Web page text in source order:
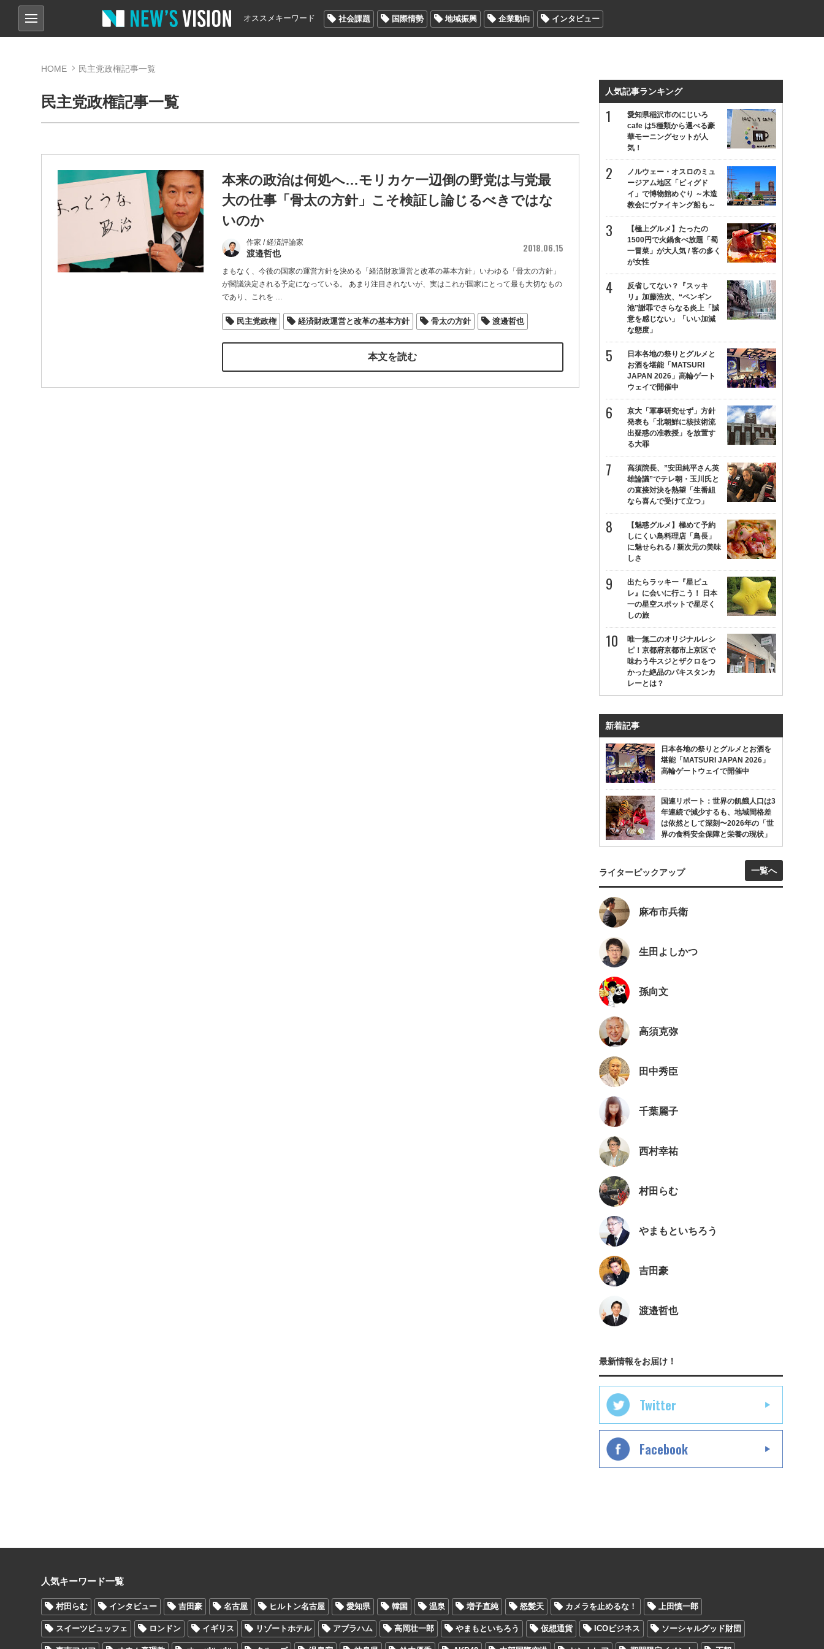
オススメキーワード 社会課題 国際情勢 地域振興 企業動向 インタビュー
HOME 民主党政権記事一覧
民主党政権記事一覧
本来の政治は何処へ…モリカケ一辺倒の野党は与党最
大の仕事「骨太の方針」こそ検証し論じるべきではな
いのか
作家 / 経済評論家
渡邉哲也 2018.06.15
まもなく、今後の国家の運営方針を決める「経済財政運営と改革の基本方針」いわゆる「骨太の方針」
が閣議決定される予定になっている。 あまり注目されないが、実はこれが国家にとって最も大切なもの
であり、これを …
民主党政権 経済財政運営と改革の基本方針 骨太の方針 渡邊哲也
本文を読む
人気記事ランキング
愛知県稲沢市のにじいろ
cafe は5種類から選べる豪
華モーニングセットが人
気！
ノルウェー・オスロのミュ
ージアム地区「ビィグド
イ」で博物館めぐり ～木造
教会にヴァイキング船も～
【極上グルメ】たったの
1500円で火鍋食べ放題「蜀
一冒菜」が大人気 / 客の多く
が女性
反省してない？『スッキ
リ』加藤浩次、“ペンギン
池”謝罪でさらなる炎上「誠
意を感じない」「いい加減
な態度」
日本各地の祭りとグルメと
お酒を堪能「MATSURI
JAPAN 2026」高輪ゲート
ウェイで開催中
京大「軍事研究せず」方針
発表も「北朝鮮に核技術流
出疑惑の准教授」を放置す
る大罪
高須院長、”安田純平さん英
雄論議”でテレ朝・玉川氏と
の直接対決を熱望「生番組
なら喜んで受けて立つ」
【魅惑グルメ】極めて予約
しにくい鳥料理店「鳥長」
に魅せられる / 新次元の美味
しさ
出たらラッキー『星ピュ
レ』に会いに行こう！ 日本
一の星空スポットで星尽く
しの旅
唯一無二のオリジナルレシ
ピ！京都府京都市上京区で
味わう牛スジとザクロをつ
かった絶品のパキスタンカ
レーとは？
新着記事
日本各地の祭りとグルメとお酒を
堪能「MATSURI JAPAN 2026」
高輪ゲートウェイで開催中
国連リポート：世界の飢餓人口は3
年連続で減少するも、地域間格差
は依然として深刻〜2026年の「世
界の食料安全保障と栄養の現状」
ライターピックアップ 一覧へ
麻布市兵衛
生田よしかつ
孫向文
高須克弥
田中秀臣
千葉麗子
西村幸祐
村田らむ
やまもといちろう
吉田豪
渡邉哲也
最新情報をお届け！
Twitter
Facebook
人気キーワード一覧
村田らむ インタビュー 吉田豪 名古屋 ヒルトン名古屋 愛知県 韓国 温泉 増子直純 怒髪天 カメラを止めるな！ 上田慎一郎
スイーツビュッフェ ロンドン イギリス リゾートホテル アブラハム 高岡壮一郎 やまもといちろう 仮想通貨 ICOビジネス ソーシャルグッド財団